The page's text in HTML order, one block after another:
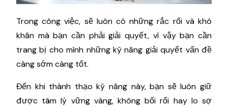
Trong công việc, sẽ luôn có những rắc rối và khó
khăn mà bạn cần phải giải quyết, vì vậy bạn cần
trang bị cho mình những kỹ năng giải quyết vấn đề
càng sớm càng tốt.
Đến khi thành thạo kỹ năng này, bạn sẽ luôn giữ
được tâm lý vững vàng, không bối rối hay lo sợ